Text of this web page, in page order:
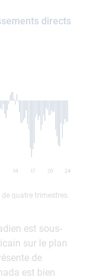
directs
quatre trimestres.
est sous-
sur le plan
de
est bien